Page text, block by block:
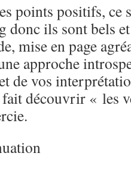
points positifs, ce
donc ils sont bels
mise en page
approche
de vos
fait découvrir « les